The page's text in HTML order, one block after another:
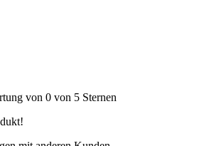
von 0 von 5 Sternen